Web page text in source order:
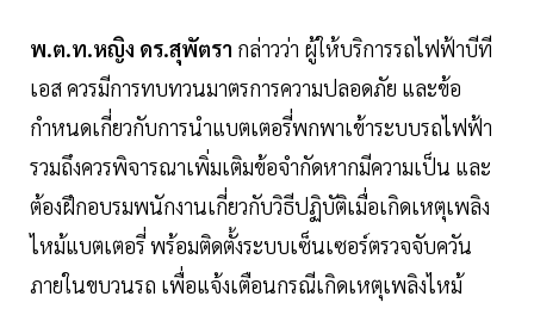
พ.ต.ท.หญิง ดร.สุพัตรา กล่าวว่า ผู้ให้บริการรถไฟฟ้าบีที
เอส ควรมีการทบทวนมาตรการความปลอดภัย และข้อ
กำหนดเกี่ยวกับการนำแบตเตอรี่พกพาเข้าระบบรถไฟฟ้า
รวมถึงควรพิจารณาเพิ่มเติมข้อจำกัดหากมีความเป็น และ
ต้องฝึกอบรมพนักงานเกี่ยวกับวิธีปฏิบัติเมื่อเกิดเหตุเพลิง
ไหม้แบตเตอรี่ พร้อมติดตั้งระบบเซ็นเซอร์ตรวจจับควัน
ภายในขบวนรถ เพื่อแจ้งเตือนกรณีเกิดเหตุเพลิงไหม้